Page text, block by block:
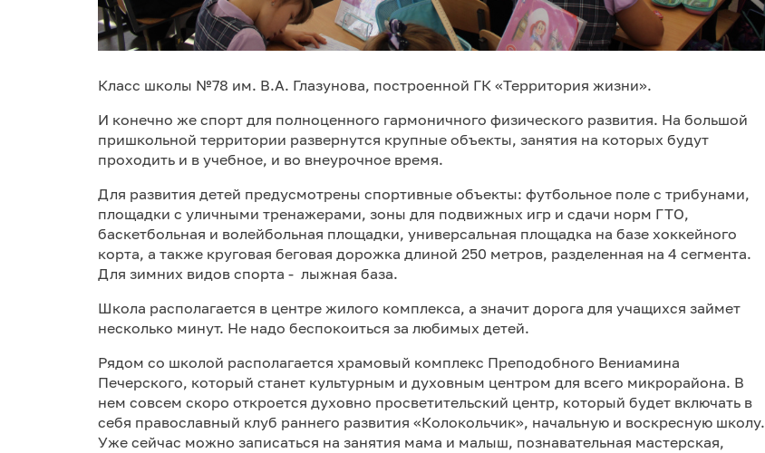
Класс школы №78 им. В.А. Глазунова, построенной ГК «Территория жизни».
И конечно же спорт для полноценного гармоничного физического развития. На большой
пришкольной территории развернутся крупные объекты, занятия на которых будут
проходить и в учебное, и во внеурочное время.
Для развития детей предусмотрены спортивные объекты: футбольное поле с трибунами,
площадки с уличными тренажерами, зоны для подвижных игр и сдачи норм ГТО,
баскетбольная и волейбольная площадки, универсальная площадка на базе хоккейного
корта, а также круговая беговая дорожка длиной 250 метров, разделенная на 4 сегмента.
Для зимних видов спорта - лыжная база.
Школа располагается в центре жилого комплекса, а значит дорога для учащихся займет
несколько минут. Не надо беспокоиться за любимых детей.
Рядом со школой располагается храмовый комплекс Преподобного Вениамина
Печерского, который станет культурным и духовным центром для всего микрорайона. В
нем совсем скоро откроется духовно просветительский центр, который будет включать в
себя православный клуб раннего развития «Колокольчик», начальную и воскресную школу.
Уже сейчас можно записаться на занятия мама и малыш, познавательная мастерская,